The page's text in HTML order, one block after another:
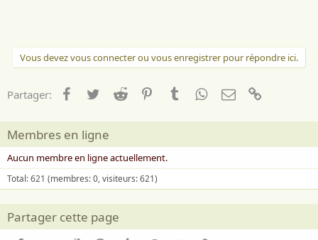
Vous devez vous connecter ou vous enregistrer pour répondre ici.
Partager: Facebook
TwitterReddit PinterestTumblrWhatsApp
Email
Membres en ligne
Aucun membre en ligne actuellement.
Total: 621 (membres: 0, visiteurs: 621)
Partager cette page